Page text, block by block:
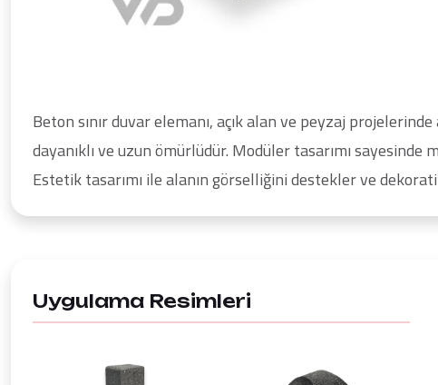
Beton sınır duvar elemanı, açık alan ve peyzaj
dayanıklı ve uzun ömürlüdür. Modüler tasarımı sayesinde
Estetik tasarımı ile alanın görselliğini destekler ve
Uygulama Resimleri